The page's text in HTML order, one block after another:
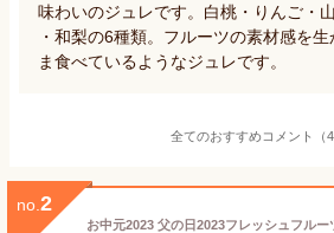
味わいのジュレです。白桃・りんご・
・和梨の6種類。フルーツの素材感を
ま食べているようなジュレです。
全てのおすすめコメント（4
no. 2